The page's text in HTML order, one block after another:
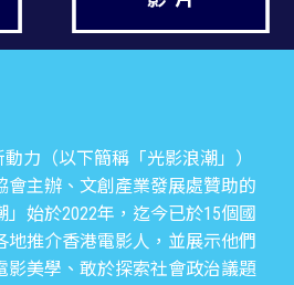
力（以下簡稱「光影浪潮」）
會主辦、文創產業發展處贊助的
始於2022年，迄今已於15個國
地推介香港電影人，並展示他們
影美學、敢於探索社會政治議題